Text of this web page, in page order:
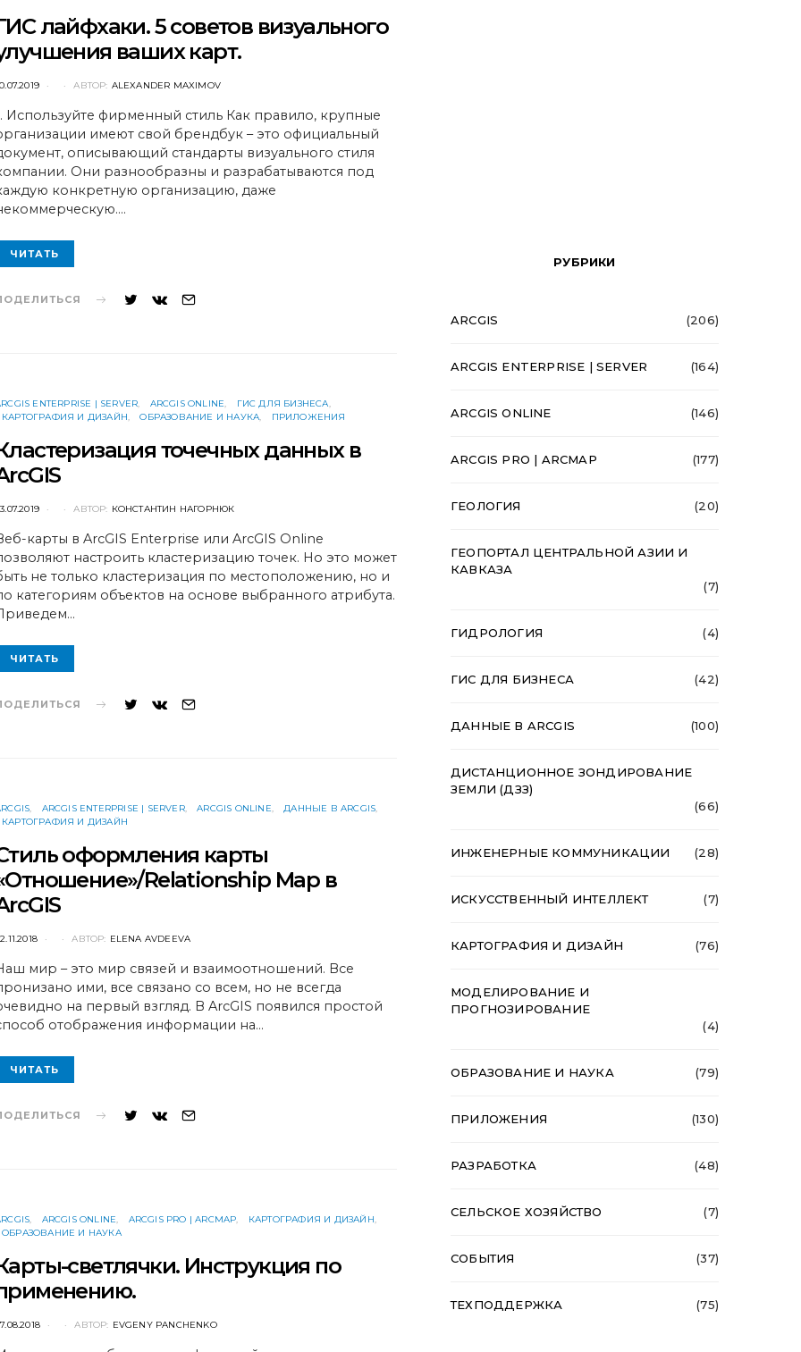
лайфхаки. 5 советов визуального
ваших карт.
АВТОР: ALEXANDER MAXIMOV
Используйте фирменный стиль Как правило, крупные
имеют свой брендбук – это официальный
описывающий стандарты визуального стиля
Они разнообразны и разрабатываются под
конкретную организацию, даже
ЧИТАТЬ
ENTERPRISE | SERVER ARCGIS ONLINE
ГИС ДЛЯ БИЗНЕСА
КАРТОГРАФИЯ И ДИЗАЙН
ОБРАЗОВАНИЕ И НАУКА ПРИЛОЖЕНИЯ
точечных данных в
АВТОР: КОНСТАНТИН НАГОРНЮК
карты в ArcGIS Enterprise или ArcGIS Online
настроить кластеризацию точек. Но это может
не только кластеризация по местоположению, но и
категориям объектов на основе выбранного атрибута.
ЧИТАТЬ
ARCGIS ENTERPRISE | SERVER ARCGIS ONLINE
ДАННЫЕ В ARCGIS
КАРТОГРАФИЯ И ДИЗАЙН
оформления карты
Relationship Map в
АВТОР: ELENA AVDEEVA
мир – это мир связей и взаимоотношений. Все
ими, все связано со всем, но не всегда
на первый взгляд. В ArcGIS появился простой
отображения информации на…
ЧИТАТЬ
ARCGIS ONLINE ARCGIS PRO | ARCMAP
КАРТОГРАФИЯ И ДИЗАЙН
ОБРАЗОВАНИЕ И НАУКА
светлячки. Инструкция по
АВТОР: EVGENY PANCHENKO
РУБРИКИ
ARCGIS (206)
ARCGIS ENTERPRISE | SERVER (164)
ARCGIS ONLINE (146)
ARCGIS PRO | ARCMAP (177)
ГЕОЛОГИЯ (20)
ГЕОПОРТАЛ ЦЕНТРАЛЬНОЙ АЗИИ И
КАВКАЗА
(7)
ГИДРОЛОГИЯ (4)
ГИС ДЛЯ БИЗНЕСА (42)
ДАННЫЕ В ARCGIS (100)
ДИСТАНЦИОННОЕ ЗОНДИРОВАНИЕ
ЗЕМЛИ (ДЗЗ)
(66)
ИНЖЕНЕРНЫЕ КОММУНИКАЦИИ (28)
ИСКУССТВЕННЫЙ ИНТЕЛЛЕКТ (7)
КАРТОГРАФИЯ И ДИЗАЙН (76)
МОДЕЛИРОВАНИЕ И
ПРОГНОЗИРОВАНИЕ
(4)
ОБРАЗОВАНИЕ И НАУКА (79)
ПРИЛОЖЕНИЯ (130)
РАЗРАБОТКА (48)
СЕЛЬСКОЕ ХОЗЯЙСТВО (7)
СОБЫТИЯ (37)
ТЕХПОДДЕРЖКА (75)